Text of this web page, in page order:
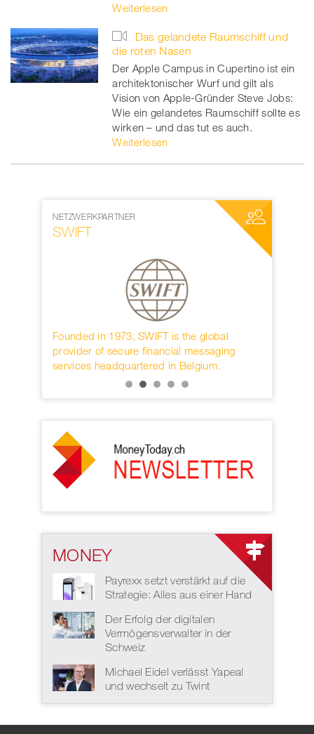
Weiterlesen
Das gelandete Raumschiff und
die roten Nasen
Der Apple Campus in Cupertino ist ein
architektonischer Wurf und gilt als
Vision von Apple-Gründer Steve Jobs:
Wie ein gelandetes Raumschiff sollte es
wirken – und das tut es auch.
Weiterlesen
NETZWERKPARTNER
SWIFT
Founded in 1973, SWIFT is the global
provider of secure financial messaging
services headquartered in Belgium.
MONEY
Payrexx setzt verstärkt auf die
Strategie: Alles aus einer Hand
Der Erfolg der digitalen
Vermögensverwalter in der
Schweiz
Michael Eidel verlässt Yapeal
und wechselt zu Twint